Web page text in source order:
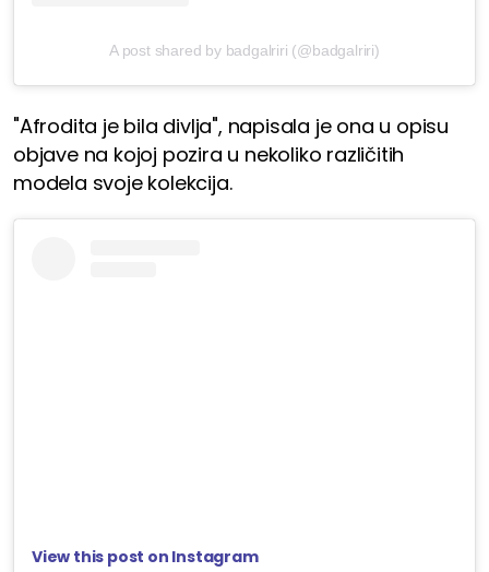
A post shared by badgalriri (@badgalriri)
"Afrodita je bila divlja", napisala je ona u opisu
objave na kojoj pozira u nekoliko različitih
modela svoje kolekcija.
View this post on Instagram